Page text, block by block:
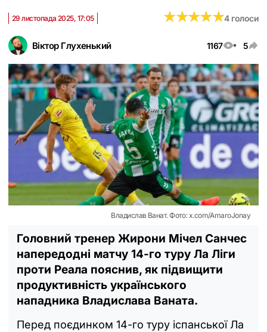
Віктор Глухенький 1167 5
29 листопада 2025, 17:05 ★★★★★
★★★★★4 голоси
Владислав Ванат. Фото: x.com/AmaroJonay
Головний тренер Жирони Мічел Санчес
напередодні матчу 14-го туру Ла Ліги
проти Реала пояснив, як підвищити
продуктивність українського
нападника Владислава Ваната.
Перед поєдинком 14-го туру іспанської Ла